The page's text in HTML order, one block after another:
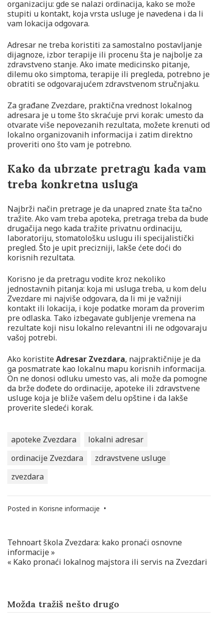
organizaciju: gde se nalazi ordinacija, kako se može
stupiti u kontakt, koja vrsta usluge je navedena i da li
vam lokacija odgovara.
Adresar ne treba koristiti za samostalno postavljanje
dijagnoze, izbor terapije ili procenu šta je najbolje za
zdravstveno stanje. Ako imate medicinsko pitanje,
dilemu oko simptoma, terapije ili pregleda, potrebno je
obratiti se odgovarajućem zdravstvenom stručnjaku.
Za građane Zvezdare, praktična vrednost lokalnog
adresara je u tome što skraćuje prvi korak: umesto da
otvarate više nepovezanih rezultata, možete krenuti od
lokalno organizovanih informacija i zatim direktno
proveriti ono što vam je potrebno.
Kako da ubrzate pretragu kada vam
treba konkretna usluga
Najbrži način pretrage je da unapred znate šta tačno
tražite. Ako vam treba apoteka, pretraga treba da bude
drugačija nego kada tražite privatnu ordinaciju,
laboratoriju, stomatološku uslugu ili specijalistički
pregled. Što je upit precizniji, lakše ćete doći do
korisnih rezultata.
Korisno je da pretragu vodite kroz nekoliko
jednostavnih pitanja: koja mi usluga treba, u kom delu
Zvezdare mi najviše odgovara, da li mi je važniji
kontakt ili lokacija, i koje podatke moram da proverim
pre odlaska. Tako izbegavate gubljenje vremena na
rezultate koji nisu lokalno relevantni ili ne odgovaraju
vašoj potrebi.
Ako koristiteAdresar Zvezdara, najpraktičnije je da
ga posmatrate kao lokalnu mapu korisnih informacija.
On ne donosi odluku umesto vas, ali može da pomogne
da brže dođete do ordinacije, apoteke ili zdravstvene
usluge koja je bliže vašem delu opštine i da lakše
proverite sledeći korak.
apoteke Zvezdara
lokalni adresar
ordinacije Zvezdara
zdravstvene usluge
zvezdara
Posted in Korisne informacije •
Navigacija
članaka
Tehnoart škola Zvezdara: kako pronaći osnovne
informacije »
« Kako pronaći lokalnog majstora ili servis na Zvezdari
Možda tražiš nešto drugo